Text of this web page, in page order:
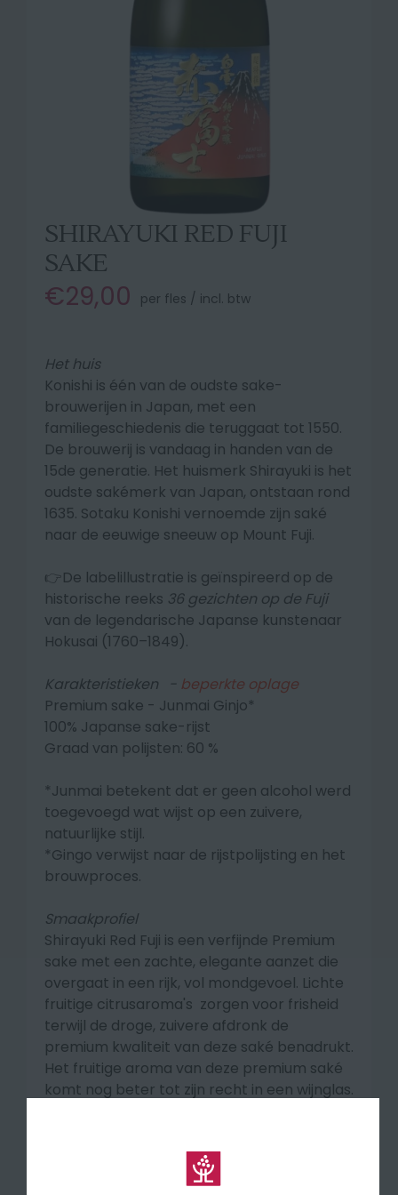
SHIRAYUKI RED FUJI
SAKE
€29,00 per fles / incl. btw
Het huis
Konishi is één van de oudste sake-
brouwerijen in Japan, met een
familiegeschiedenis die teruggaat tot 1550.
De brouwerij is vandaag in handen van de
15de generatie. Het huismerk Shirayuki is het
oudste sakémerk van Japan, ontstaan rond
1635. Sotaku Konishi vernoemde zijn saké
naar de eeuwige sneeuw op Mount Fuji.
👉De labelillustratie is geïnspireerd op de
historische reeks 36 gezichten op de Fuji
van de legendarische Japanse kunstenaar
Hokusai (1760–1849).
Karakteristieken -
beperkte oplage
Premium sake - Junmai Ginjo*
100% Japanse sake-rijst
Graad van polijsten: 60 %
*Junmai betekent dat er geen alcohol werd
toegevoegd wat wijst op een zuivere,
natuurlijke stijl.
*Gingo verwijst naar de rijstpolijsting en het
brouwproces.
Smaakprofiel
Shirayuki Red Fuji is een verfijnde Premium
sake met een zachte, elegante aanzet die
overgaat in een rijk, vol mondgevoel. Lichte
fruitige citrusaroma's zorgen voor frisheid
terwijl de droge, zuivere afdronk de
premium kwaliteit van deze saké benadrukt.
Het fruitige aroma van deze premium saké
komt nog beter tot zijn recht in een wijnglas.
gestoomde kip, frisse salades, oesters en